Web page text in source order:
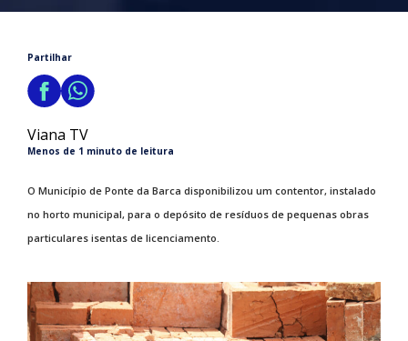
Partilhar
Viana TV
Menos de 1 minuto de leitura
O Município de Ponte da Barca disponibilizou um contentor, instalado
no horto municipal, para o depósito de resíduos de pequenas obras
particulares isentas de licenciamento.